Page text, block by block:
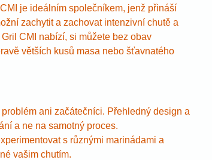
je ideálním společníkem, jenž přináší
zachytit a zachovat intenzivní chutě a
CMI nabízí, si můžete bez obav
větších kusů masa nebo šťavnatého
ani začátečníci. Přehledný design a
a ne na samotný proces.
s různými marinádami a
vašim chutím.